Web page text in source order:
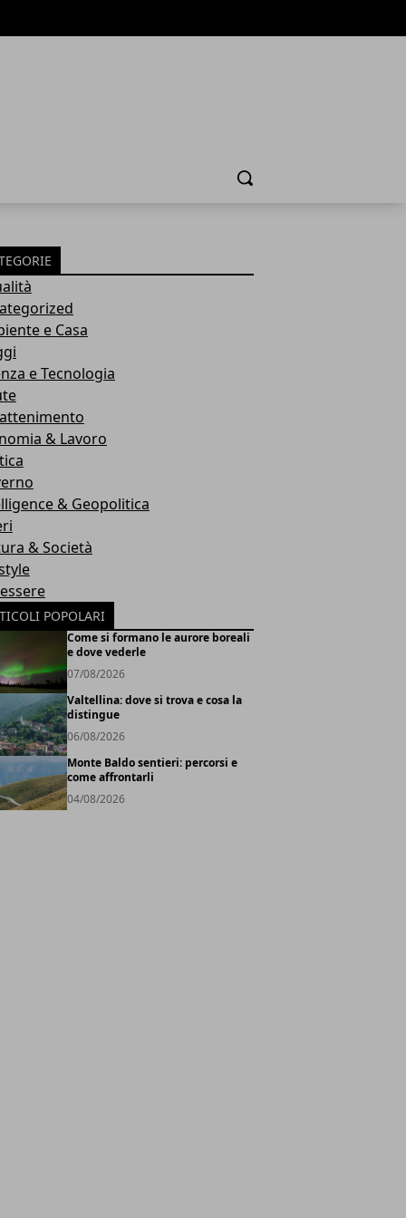
Cerca
e Casa
e Tecnologia
& Lavoro
& Geopolitica
& Società
POPOLARI
Come si formano le aurore boreali
e dove vederle
07/08/2026
Valtellina: dove si trova e cosa la
distingue
06/08/2026
Monte Baldo sentieri: percorsi e
come affrontarli
04/08/2026